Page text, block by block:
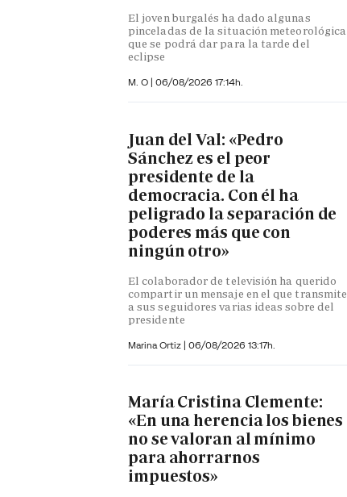
El joven burgalés ha dado algunas
pinceladas de la situación meteorológica
que se podrá dar para la tarde del
eclipse
M. O | 06/08/2026 17:14h.
Juan del Val: «Pedro
Sánchez es el peor
presidente de la
democracia. Con él ha
peligrado la separación de
poderes más que con
ningún otro»
El colaborador de televisión ha querido
compartir un mensaje en el que transmite
a sus seguidores varias ideas sobre del
presidente
Marina Ortiz | 06/08/2026 13:17h.
María Cristina Clemente:
«En una herencia los bienes
no se valoran al mínimo
para ahorrarnos
impuestos»